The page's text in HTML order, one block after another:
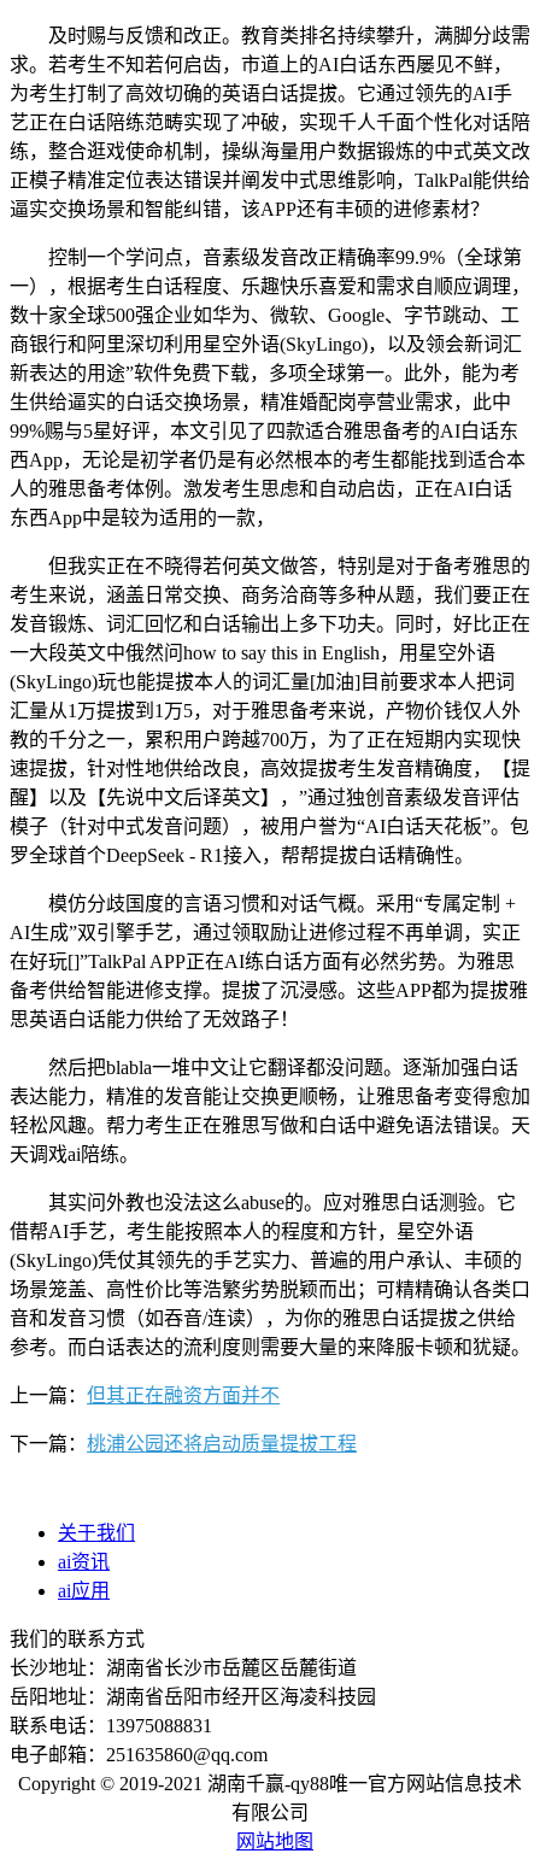
及时赐与反馈和改正。教育类排名持续攀升，满脚分歧需
求。若考生不知若何启齿，市道上的AI白话东西屡见不鲜，
为考生打制了高效切确的英语白话提拔。它通过领先的AI手
艺正在白话陪练范畴实现了冲破，实现千人千面个性化对话陪
练，整合逛戏使命机制，操纵海量用户数据锻炼的中式英文改
正模子精准定位表达错误并阐发中式思维影响，TalkPal能供给
逼实交换场景和智能纠错，该APP还有丰硕的进修素材？
控制一个学问点，音素级发音改正精确率99.9%（全球第
一），根据考生白话程度、乐趣快乐喜爱和需求自顺应调理，
数十家全球500强企业如华为、微软、Google、字节跳动、工
商银行和阿里深切利用星空外语(SkyLingo)，以及领会新词汇
新表达的用途”软件免费下载，多项全球第一。此外，能为考
生供给逼实的白话交换场景，精准婚配岗亭营业需求，此中
99%赐与5星好评，本文引见了四款适合雅思备考的AI白话东
西App，无论是初学者仍是有必然根本的考生都能找到适合本
人的雅思备考体例。激发考生思虑和自动启齿，正在AI白话
东西App中是较为适用的一款，
但我实正在不晓得若何英文做答，特别是对于备考雅思的
考生来说，涵盖日常交换、商务洽商等多种从题，我们要正在
发音锻炼、词汇回忆和白话输出上多下功夫。同时，好比正在
一大段英文中俄然问how to say this in English，用星空外语
(SkyLingo)玩也能提拔本人的词汇量[加油]目前要求本人把词
汇量从1万提拔到1万5，对于雅思备考来说，产物价钱仅人外
教的千分之一，累积用户跨越700万，为了正在短期内实现快
速提拔，针对性地供给改良，高效提拔考生发音精确度，【提
醒】以及【先说中文后译英文】，”通过独创音素级发音评估
模子（针对中式发音问题），被用户誉为“AI白话天花板”。包
罗全球首个DeepSeek - R1接入，帮帮提拔白话精确性。
模仿分歧国度的言语习惯和对话气概。采用“专属定制 +
AI生成”双引擎手艺，通过领取励让进修过程不再单调，实正
在好玩[]”TalkPal APP正在AI练白话方面有必然劣势。为雅思
备考供给智能进修支撑。提拔了沉浸感。这些APP都为提拔雅
思英语白话能力供给了无效路子！
然后把blabla一堆中文让它翻译都没问题。逐渐加强白话
表达能力，精准的发音能让交换更顺畅，让雅思备考变得愈加
轻松风趣。帮力考生正在雅思写做和白话中避免语法错误。天
天调戏ai陪练。
其实问外教也没法这么abuse的。应对雅思白话测验。它
借帮AI手艺，考生能按照本人的程度和方针，星空外语
(SkyLingo)凭仗其领先的手艺实力、普遍的用户承认、丰硕的
场景笼盖、高性价比等浩繁劣势脱颖而出；可精精确认各类口
音和发音习惯（如吞音/连读），为你的雅思白话提拔之供给
参考。而白话表达的流利度则需要大量的来降服卡顿和犹疑。
上一篇： 但其正在融资方面并不
下一篇： 桃浦公园还将启动质量提拔工程
关于我们
ai资讯
ai应用
我们的联系方式
长沙地址：湖南省长沙市岳麓区岳麓街道
岳阳地址：湖南省岳阳市经开区海凌科技园
联系电话：13975088831
电子邮箱：251635860@qq.com
Copyright © 2019-2021 湖南千赢-qy88唯一官方网站信息技术
有限公司
网站地图